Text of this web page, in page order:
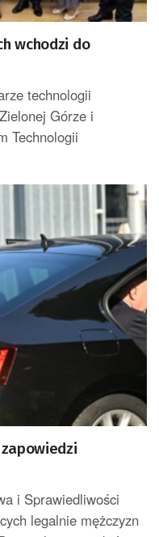
wchodzi do
technologii
Górze i
Technologii
i Sprawiedliwości
legalnie mężczyzn